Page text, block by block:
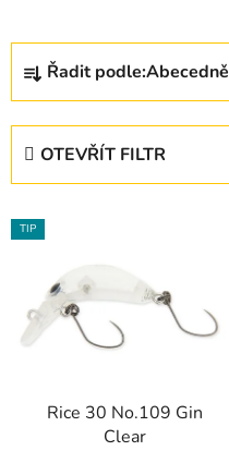
Ř
z
p
u
Řadit podle:Abecedně
OTEVŘÍT FILTR
V
ý
s
TIP
Rice 30 No.109 Gin
Clear